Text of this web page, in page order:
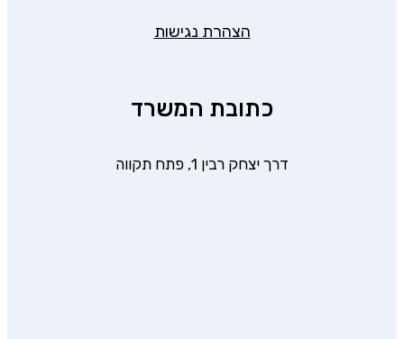
הצהרת נגישות
כתובת המשרד
דרך יצחק רבין 1, פתח תקווה